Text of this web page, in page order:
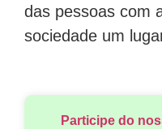
das pessoas com
sociedade um
Participe do